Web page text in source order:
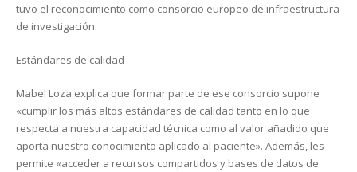
tuvo el reconocimiento como consorcio europeo de infraestructura
de investigación.
Estándares de calidad
Mabel Loza explica que formar parte de ese consorcio supone
«cumplir los más altos estándares de calidad tanto en lo que
respecta a nuestra capacidad técnica como al valor añadido que
aporta nuestro conocimiento aplicado al paciente». Además, les
permite «acceder a recursos compartidos y bases de datos de